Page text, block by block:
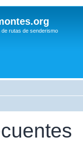
rutas de senderismo